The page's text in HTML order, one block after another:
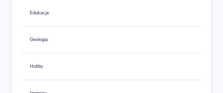
Edukacja
Geologia
Hobby